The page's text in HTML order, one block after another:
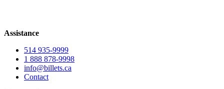
Assistance
514 935-9999
1 888 878-9998
info@billets.ca
Contact